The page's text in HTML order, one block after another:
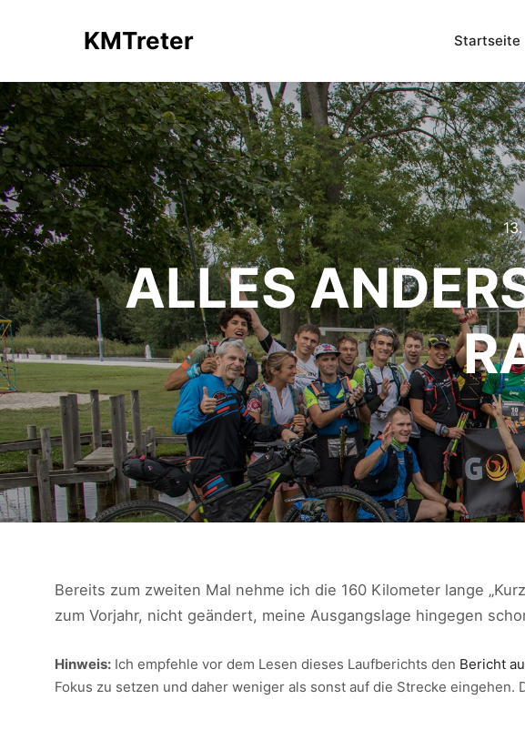
KMTreter Startseite
ALLES
Bereits zum zweiten Mal nehme ich die 160 Kilometer lange
zum Vorjahr, nicht geändert, meine Ausgangslage hingegen
Hinweis: Ich empfehle vor dem Lesen dieses Laufberichts den Bericht
Fokus zu setzen und daher weniger als sonst auf die Strecke